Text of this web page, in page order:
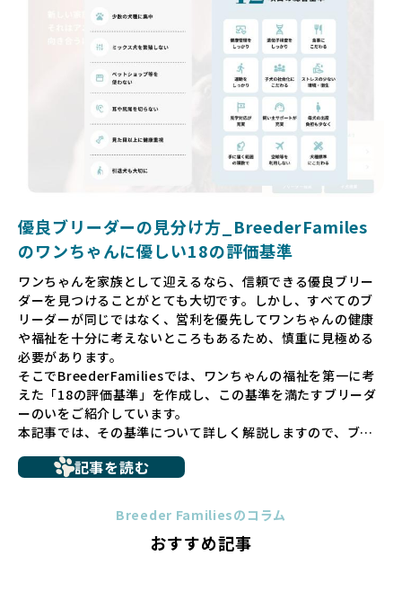
だからこそ、私たちは正しい情報と安心して選べる場所を提
供すべきだと考えています。BreederFamiliesでは、ワンち
ゃんを家族のように愛する「優良ブリーダー」のみを独自の
厳しい基準で厳選し、その評価基準や評価結果をオープンに
しています。これにより、消費者の皆様が安心して子犬やブ
リーダーを選べる環境を整えています。
そして、消費者の皆様が正しい情報をもとに優良ブリーダー
を求めることで、ワンちゃんを家族のように愛する優良ブリ
ーダーが増え、営利優先の「悪徳ブリーダー」が自然と淘汰
される社会を目指しています。目の前の子犬だけでなく、親
ゃんに優しい世界を築いていきたいと考えています。
長するための環境が十分に整っていない場合が多く、販売ま
での間に過密な環境や長距離移動のストレスを受けることが
少なくありません。このような環境は、健康リスクや社会性
の問題につながりやすく、ワンちゃんにとっても望ましいと
は言えません。
こうした背景から、BreederFamiliesはペットショップを介
さない直接販売を採用するとともに、ペットオークションや
ペットショップを利用するブリーダーの掲載も行ってしませ
ん。
ペットショップを避けた方がいい理由の詳細はこちら
法令レベルの最低基準にとどまっていることが問題です。こ
ものに過ぎず、ワンちゃんの心身の福祉やブリーダーの責任
優良ブリーダーの見分け方_BreederFamiles
のワンちゃんに優しい18の評価基準
ワンちゃんを家族として迎えるなら、信頼できる優良ブリー
ダーを見つけることがとても大切です。しかし、すべてのブ
リーダーが同じではなく、営利を優先してワンちゃんの健康
や福祉を十分に考えないところもあるため、慎重に見極める
必要があります。
そこでBreederFamiliesでは、ワンちゃんの福祉を第一に考
えた「18の評価基準」を作成し、この基準を満たすブリーダ
ーのいをご紹介しています。
本記事では、その基準について詳しく解説しますので、ブリ
に断尾（しっぽを切る）や断耳（耳を切る）が行われている
ことがあります。
これは痛みを伴う処置で、ワンちゃんの身体的な負担が大き
記事を読む
Breeder Familiesのコラム
おすすめ記事